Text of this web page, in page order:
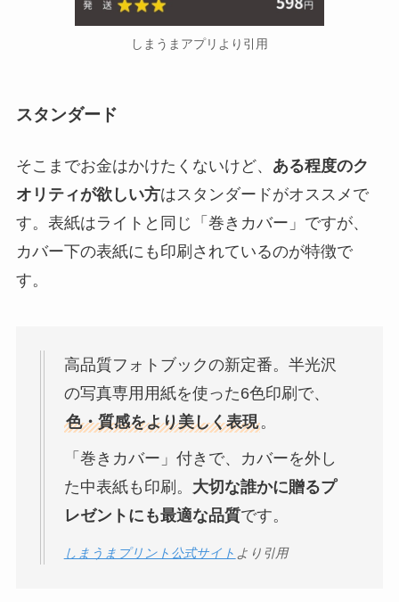
しまうまアプリより引用
スタンダード
そこまでお金はかけたくないけど、 ある程度のク
オリティが欲しい方はスタンダードがオススメで
す。表紙はライトと同じ「巻きカバー」ですが、
カバー下の表紙にも印刷されているのが特徴で
す。
高品質フォトブックの新定番。半光沢
の写真専用用紙を使った6色印刷で、
色・質感をより美しく表現。
「巻きカバー」付きで、カバーを外し
た中表紙も印刷。 大切な誰かに贈るプ
レゼントにも最適な品質です。
しまうまプリント公式サイト より引用